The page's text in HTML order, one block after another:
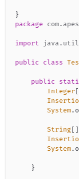
}
package
com.
import java . util
public class
public
Integer [
System.
String[ ]
System.
}